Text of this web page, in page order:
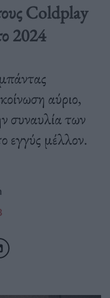
Coldplay
2024
αύριο,
συναυλία των
μέλλον.